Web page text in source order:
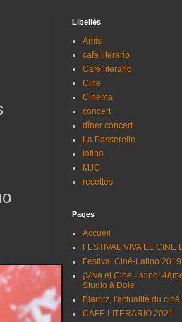
Libellés
Amis
cafe literario
Café literario
Cine
Cinéma
concert
dîner concert
La Passerelle
latino
MJC
recettes
Pages
Accueil
FESTIVAL VIVA EL CINE
Festival Ciné-Latino 2019
¡Viva el Cine Latino!
Studio à Dole
Biarritz, l'actualité du ciné
CAFE LITERARIO 2021